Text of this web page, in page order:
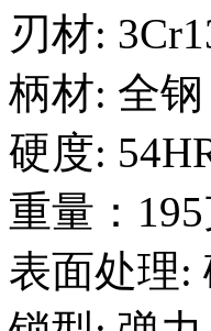
刃材:
柄材: 全钢
硬度:
重量：195
表面处理: